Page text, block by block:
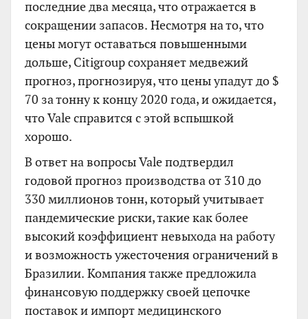
последние два месяца, что отражается в
сокращении запасов. Несмотря на то, что
цены могут оставаться повышенными
дольше, Citigroup сохраняет медвежий
прогноз, прогнозируя, что цены упадут до $
70 за тонну к концу 2020 года, и ожидается,
что Vale справится с этой вспышкой
хорошо.
В ответ на вопросы Vale подтвердил
годовой прогноз производства от 310 до
330 миллионов тонн, который учитывает
пандемические риски, такие как более
высокий коэффициент невыхода на работу
и возможность ужесточения ограничений в
Бразилии. Компания также предложила
финансовую поддержку своей цепочке
поставок и импорт медицинского